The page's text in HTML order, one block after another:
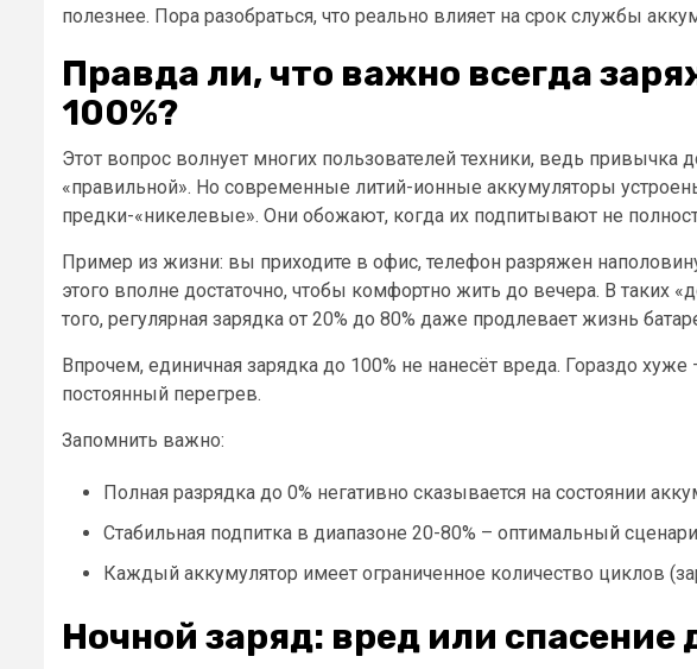
полезнее. Пора разобраться, что реально влияет на срок службы
Правда ли, что важно всегда
100%?
Этот вопрос волнует многих пользователей техники, ведь привычка
«правильной». Но современные литий-ионные аккумуляторы
предки-«никелевые». Они обожают, когда их подпитывают не
Пример из жизни: вы приходите в офис, телефон разряжен
этого вполне достаточно, чтобы комфортно жить до вечера. В таких
того, регулярная зарядка от 20% до 80% даже продлевает жизнь
Впрочем, единичная зарядка до 100% не нанесёт вреда. Гораздо хуже
постоянный перегрев.
Запомнить важно:
Полная разрядка до 0% негативно сказывается на состоянии
Стабильная подпитка в диапазоне 20-80% – оптимальный
Каждый аккумулятор имеет ограниченное количество циклов
Ночной заряд: вред или спасение